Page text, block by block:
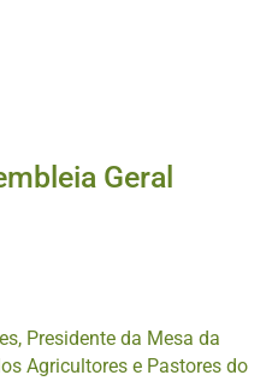
Geral
Presidente da Mesa da
Agricultores e Pastores do